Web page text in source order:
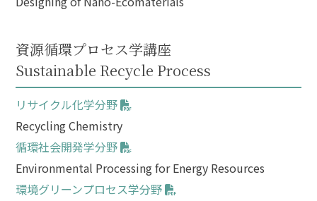
資源循環プロセス学講座
Sustainable Recycle Process
リサイクル化学分野
Recycling Chemistry
循環社会開発学分野
Environmental Processing for Energy Resources
環境グリーンプロセス学分野